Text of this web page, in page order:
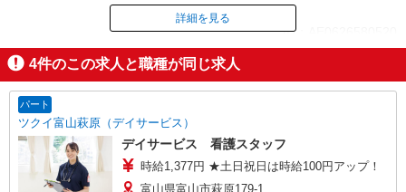
ID：AE0626580520
掲載期間終了
詳細を見る
4件のこの求人と職種が同じ求人
パート
ツクイ富山萩原（デイサービス）
デイサービス 看護スタッフ
時給1,377円 ★土日祝日は時給100円アップ！
富山県富山市萩原179-1